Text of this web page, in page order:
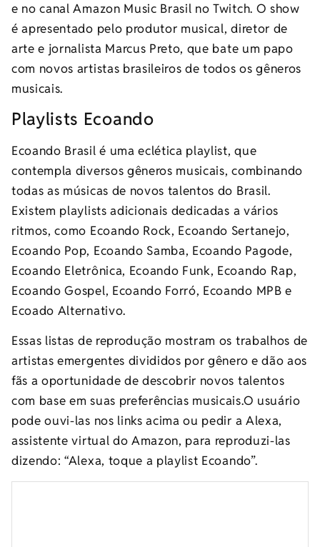
e no canal Amazon Music Brasil no Twitch. O show
é apresentado pelo produtor musical, diretor de
arte e jornalista Marcus Preto, que bate um papo
com novos artistas brasileiros de todos os gêneros
musicais.
Playlists Ecoando
Ecoando Brasil é uma eclética playlist, que
contempla diversos gêneros musicais, combinando
todas as músicas de novos talentos do Brasil.
Existem playlists adicionais dedicadas a vários
ritmos, como Ecoando Rock, Ecoando Sertanejo,
Ecoando Pop, Ecoando Samba, Ecoando Pagode,
Ecoando Eletrônica, Ecoando Funk, Ecoando Rap,
Ecoando Gospel, Ecoando Forró, Ecoando MPB e
Ecoado Alternativo.
Essas listas de reprodução mostram os trabalhos de
artistas emergentes divididos por gênero e dão aos
fãs a oportunidade de descobrir novos talentos
com base em suas preferências musicais.O usuário
pode ouvi-las nos links acima ou pedir a Alexa,
assistente virtual do Amazon, para reproduzi-las
dizendo: “Alexa, toque a playlist Ecoando”.